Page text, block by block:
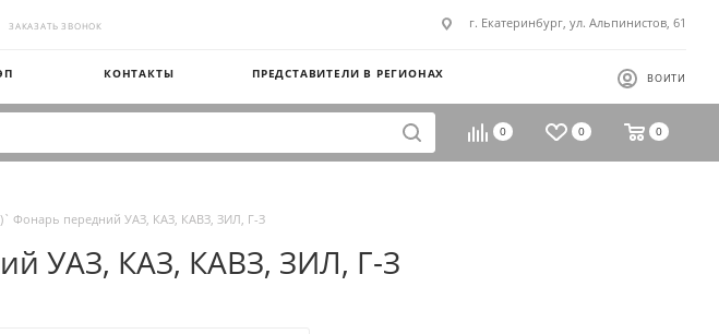
ЗАКАЗАТЬ ЗВОНОК г. Екатеринбург, ул. Альпинистов, 61
КОНТАКТЫ ПРЕДСТАВИТЕЛИ В РЕГИОНАХ ВОЙТИ
0 0 0
Фонарь передний УАЗ, КАЗ, КАВЗ, ЗИЛ, Г-З
УАЗ, КАЗ, КАВЗ, ЗИЛ, Г-З